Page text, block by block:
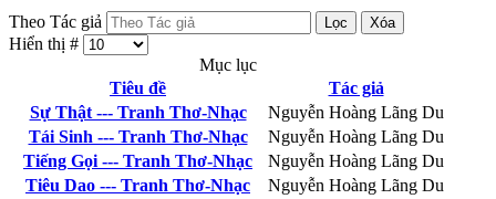
Theo Tác giả Lọc Xóa
Hiển thị #
Mục lục
Tiêu đề
Tác giả
Sự Thật --- Tranh Thơ-Nhạc
Nguyễn Hoàng Lãng Du
Tái Sinh --- Tranh Thơ-Nhạc
Nguyễn Hoàng Lãng Du
Tiếng Gọi --- Tranh Thơ-Nhạc
Nguyễn Hoàng Lãng Du
Tiêu Dao --- Tranh Thơ-Nhạc
Nguyễn Hoàng Lãng Du